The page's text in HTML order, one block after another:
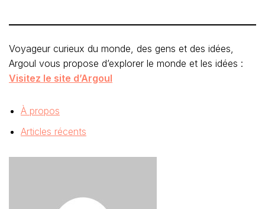
Voyageur curieux du monde, des gens et des idées,
Argoul vous propose d’explorer le monde et les idées :
Visitez le site d’Argoul
À propos
Articles récents